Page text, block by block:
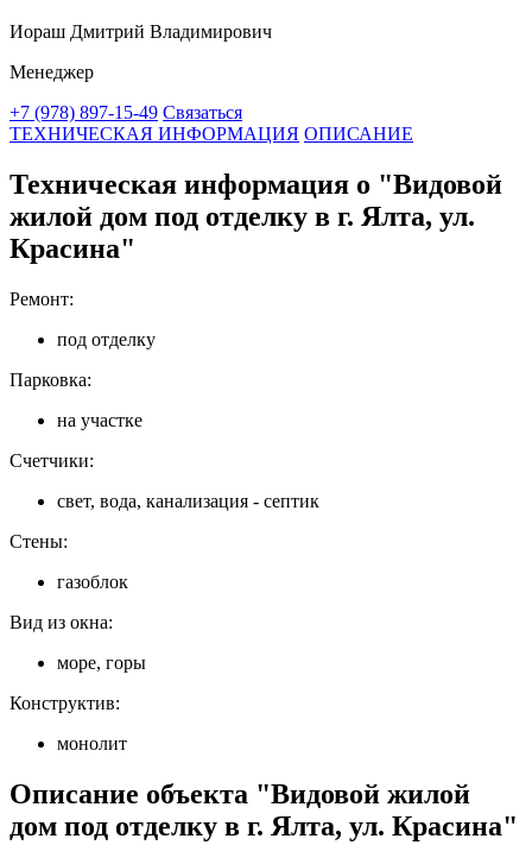
Иораш Дмитрий Владимирович
Менеджер
+7 (978) 897-15-49 Связаться
ТЕХНИЧЕСКАЯ ИНФОРМАЦИЯ ОПИСАНИЕ
Техническая информация о "Видовой
жилой дом под отделку в г. Ялта, ул.
Красина"
Ремонт:
под отделку
Парковка:
на участке
Счетчики:
свет, вода, канализация - септик
Стены:
газоблок
Вид из окна:
море, горы
Конструктив:
монолит
Описание объекта "Видовой жилой
дом под отделку в г. Ялта, ул. Красина"